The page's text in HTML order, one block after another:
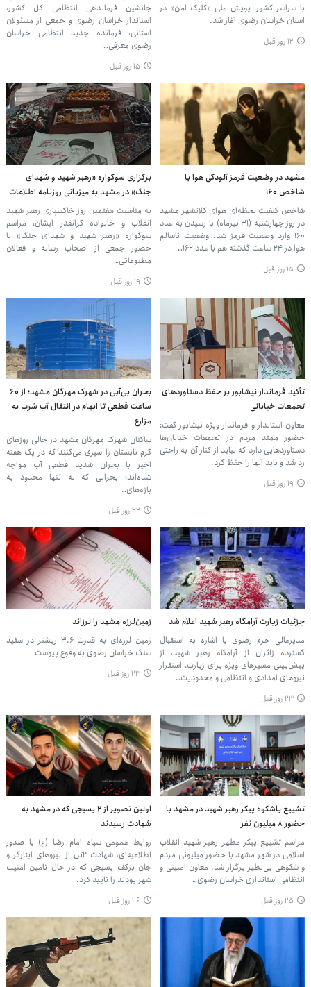
با سراسر کشور، پویش ملی «کلیک امن» در
استان خراسان رضوی آغاز شد.
۱۲ روز قبل
جانشین فرماندهی انتظامی کل کشور،
استاندار خراسان رضوی و جمعی از مسئولان
استانی، فرمانده جدید انتظامی خراسان
رضوی معرفی…
۱۵ روز قبل
مشهد در وضعیت قرمز آلودگی هوا با
شاخص 160
شاخص کیفیت لحظه‌ای هوای کلانشهر مشهد
در روز چهارشنبه (۳۱ تیرماه) با رسیدن به عدد
۱۶۰ وارد وضعیت قرمز شد. وضعیت ناسالم
هوا در ۲۴ ساعت گذشته هم با عدد ۱۶۲…
۱۵ روز قبل
برگزاری سوگواره «رهبر شهید و شهدای
جنگ» در مشهد به میزبانی روزنامه اطلاعات
به مناسبت هفتمین روز خاکسپاری رهبر شهید
انقلاب و خانواده گرانقدر ایشان، مراسم
سوگواره «رهبر شهید و شهدای جنگ» با
حضور جمعی از اصحاب رسانه و فعالان
مطبوعاتی…
۱۹ روز قبل
تأکید فرماندار نیشابور بر حفظ دستاوردهای
تجمعات خیابانی
معاون استاندار و فرماندار ویژه نیشابور گفت:
حضور ممتد مردم در تجمعات خیابان‌ها
دستاوردهایی دارد که نباید از کنار آن به راحتی
رد شد و باید آنها را حفظ کرد.
۱۹ روز قبل
بحران بی‌آبی در شهرک مهرگان مشهد؛ از ۶۰
ساعت قطعی تا ابهام در انتقال آب شرب به
مزارع
ساکنان شهرک مهرگان مشهد در حالی روزهای
گرم تابستان را سپری می‌کنند که در یک هفته
اخیر با بحران شدید قطعی آب مواجه
شده‌اند؛ بحرانی که نه تنها محدود به
بازه‌های…
۲۲ روز قبل
جزئیات زیارت آرامگاه رهبر شهید اعلام شد
مدیرعالی حرم رضوی با اشاره به استقبال
گسترده زائران از آرامگاه رهبر شهید، از
پیش‌بینی مسیرهای ویژه برای زیارت، استقرار
نیروهای امدادی و انتظامی و محدودیت…
۲۳ روز قبل
زمین‌لرزه مشهد را لرزاند
زمین لرزه‌ای به قدرت ۳.۶ ریشتر در سفید
سنگ خراسان رضوی به وقوع پیوست
۲۳ روز قبل
تشییع باشکوه پیکر رهبر شهید در مشهد با
حضور ۸ میلیون نفر
مراسم تشییع پیکر مطهر رهبر شهید انقلاب
اسلامی در شهر مشهد با حضور میلیونی مردم
و شکوهی بی‌نظیر برگزار شد. معاون امنیتی و
انتظامی استانداری خراسان رضوی…
۲۵ روز قبل
اولین تصویر از ۲ بسیجی که در مشهد به
شهادت رسیدند
روابط عمومی سپاه امام رضا (ع) با صدور
اطلاعیه‌ای، شهادت ۲تن از نیروهای ایثارگر و
جان برکف بسیجی که در حال تامین امنیت
شهر بودند را تایید کرد.
۲۶ روز قبل